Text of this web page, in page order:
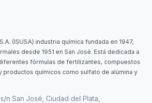
(ISUSA) industria química fundada en 1947,
desde 1951 en San José. Está dedicada a
fórmulas de fertilizantes, compuestos
productos químicos como sulfato de alúmina y
n San José, Ciudad del Plata,